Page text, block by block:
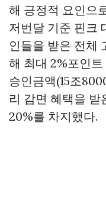
해 긍정적 요인으
저번달 기준 핀크
인들을 받은 전체
해 최대 2%포인
승인금액(15조
리 감면 혜택을
20%를 차지했다.